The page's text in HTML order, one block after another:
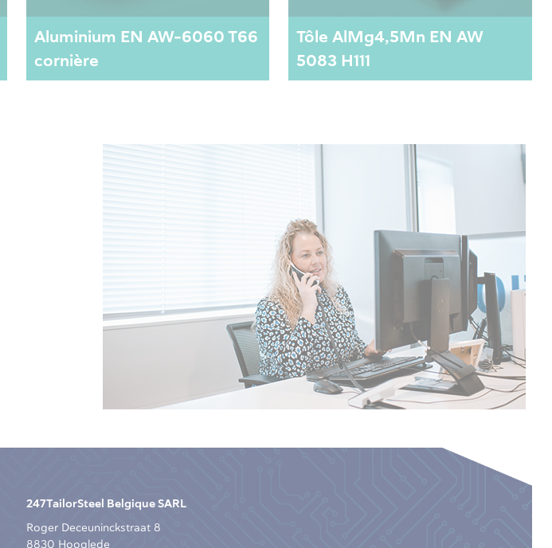
Aluminium EN AW-6060 T66
cornière
Tôle AlMg4,5Mn EN AW
5083 H111
247TailorSteel Belgique SARL
Roger Deceuninckstraat 8
8830 Hooglede